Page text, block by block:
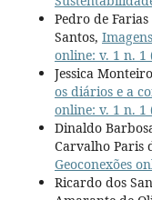
Pedro de
Santos,
online: v. 1 n. 1
Jessica
os diários e a
online: v. 1 n. 1
Dinaldo
Carvalho Paris
Geoconexões
Ricardo dos